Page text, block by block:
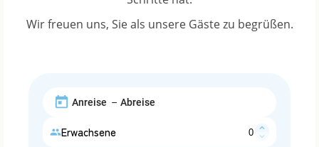
Wir freuen uns, Sie als unsere Gäste zu begrüßen.